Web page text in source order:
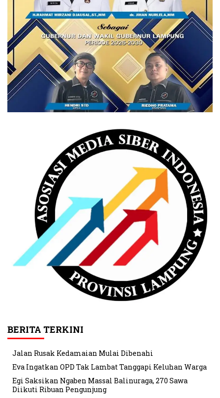
BERITA TERKINI
Jalan Rusak Kedamaian Mulai Dibenahi
Eva Ingatkan OPD Tak Lambat Tanggapi Keluhan Warga
Egi Saksikan Ngaben Massal Balinuraga, 270 Sawa
Diikuti Ribuan Pengunjung